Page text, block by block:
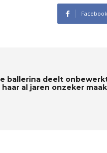
Facebook
ballerina deelt
al jaren onzeker